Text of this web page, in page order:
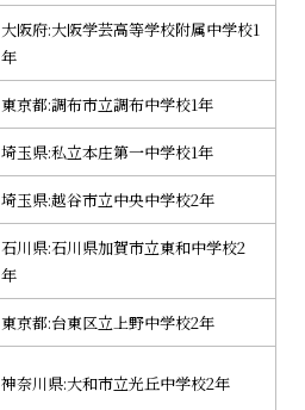
大阪府:大阪学芸高等学校附属中学校1
年
東京都:調布市立調布中学校1年
埼玉県:私立本庄第一中学校1年
埼玉県:越谷市立中央中学校2年
石川県:石川県加賀市立東和中学校2
年
東京都:台東区立上野中学校2年
神奈川県:大和市立光丘中学校2年